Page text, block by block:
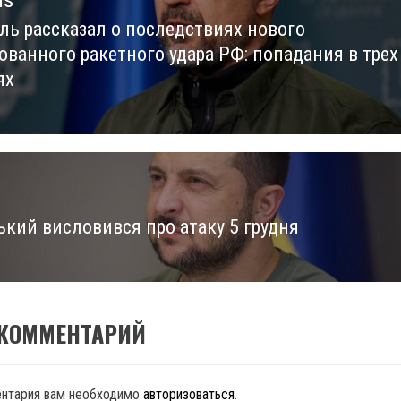
рассказал о последствиях нового
ракетного удара РФ: попадания в трех
висловився про атаку 5 грудня
вам необходимо авторизоваться.